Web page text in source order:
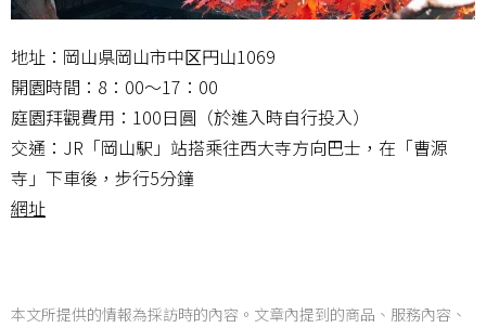
地址：岡山県岡山市中区円山1069
開園時間：8：00～17：00
庭園拜觀費用：100日圓（於進入時自行投入）
交通：JR「岡山駅」站搭乘往西大寺方向巴士，在「曹源
寺」下車後，步行5分鐘
網址
本文所提供的情報為採訪時的內容。文章內提到的商品、服務內容、